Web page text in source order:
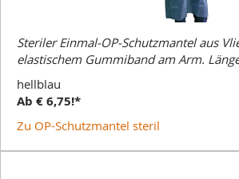
Steriler Einmal-OP-Schutzmantel aus
elastischem Gummiband am Arm.
hellblau
Ab € 6,75!*
Zu OP-Schutzmantel steril